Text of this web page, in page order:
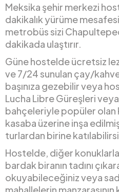
Meksika şehir merkezi
dakikalık yürüme
metrobüs sizi
dakikada ulaştırır.
Güne hostelde ücretsiz
ve 7/24 sunulan çay/
başınıza gezebilir veya
Lucha Libre Güreşleri
bahçeleriyle popüler olan
kasaba üzerine inşa
turlardan birine
Hostelde, diğer
bardak biranın tadını
okuyabileceğiniz veya
mahallelerin